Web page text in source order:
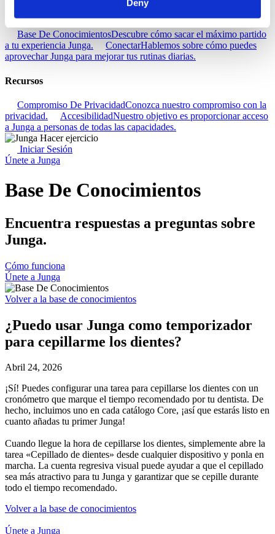
Deny
Base De ConocimientosDescubre cómo sacar el máximo partido
a tu experiencia Junga.
ConectarHablemos sobre cómo puedes
aprovechar Junga para mejorar tus rutinas diarias.
Recursos
Compromiso De PrivacidadConozca nuestro compromiso con la
privacidad.
AccesibilidadNuestro objetivo es proporcionar acceso
a Junga a personas de todas las capacidades.
Iniciar Sesión
Únete a Junga
Base De Conocimientos
Encuentra respuestas a preguntas sobre
Junga.
Cómo funciona
Únete a Junga
Volver a la base de conocimientos
¿Puedo usar Junga como temporizador
para cepillarme los dientes?
Abril 24, 2026
¡Sí! Puedes configurar una tarea para cepillarse los dientes con un
cronómetro que marque el tiempo recomendado por tu dentista. De
hecho, incluimos uno en cada catálogo Core, ¡así que estarás listo en
cuanto añadas tu primer Junga!
Cuando llegue la hora de cepillarse los dientes, simplemente abre la
tarea «Cepillado de dientes» desde cualquier dispositivo y ponla en
marcha. La cuenta regresiva visual puede ayudar a que el cepillado
sea más atractivo para tu Junga y garantizar que se cepille durante
todo el tiempo recomendado.
Volver a la base de conocimientos
Únete a Junga